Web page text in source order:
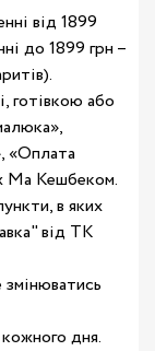
від 1899
до 1899 грн –
готівкою або
«Оплата
Ма Кешбеком.
в яких
від ТК
дня.